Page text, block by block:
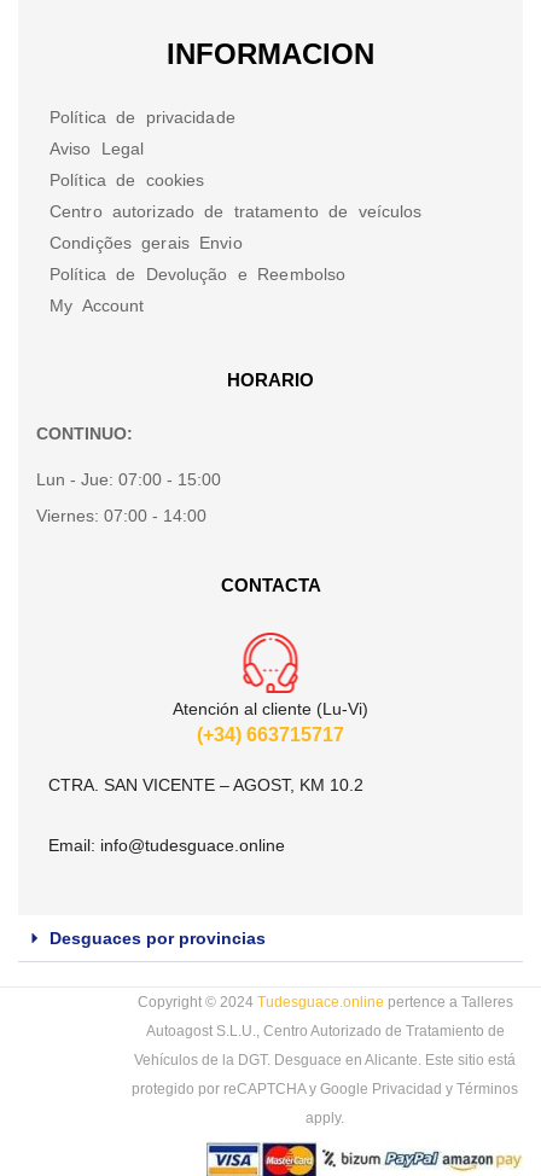
INFORMACION
Política de privacidade
Aviso Legal
Política de cookies
Centro autorizado de tratamento de veículos
Condições gerais Envio
Política de Devolução e Reembolso
My Account
HORARIO
CONTINUO:
Lun - Jue: 07:00 - 15:00
Viernes: 07:00 - 14:00
CONTACTA
Atención al cliente (Lu-Vi)
(+34) 663715717
CTRA. SAN VICENTE – AGOST, KM 10.2
Email: info@tudesguace.online
Desguaces por provincias
Copyright © 2024 Tudesguace.online pertence a Talleres
Autoagost S.L.U., Centro Autorizado de Tratamiento de
Vehículos de la DGT. Desguace en Alicante. Este sitio está
protegido por reCAPTCHA y Google Privacidad y Términos
apply.